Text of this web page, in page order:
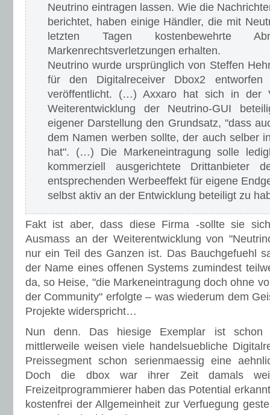
Neutrino eintragen lassen. Wie die
berichtet, haben einige Händler, die mit
letzten Tagen kostenbewehrte
Markenrechtsverletzungen erhalten.
Neutrino wurde ursprünglich von Steffen
für den Digitalreceiver Dbox2
veröffentlicht. (…) Axxaro hat sich in der
Weiterentwicklung der Neutrino-GUI
eigener Darstellung den Grundsatz, "dass
dem Namen werben sollte, der auch selber
hat". (…) Die Markeneintragung solle
kommerziell ausgerichtete Drittanbieter
entsprechenden Werbeeffekt für eigene
selbst aktiv an der Entwicklung beteiligt zu
Fakt ist aber, dass diese Firma -sollte sie
Ausmass an der Weiterentwicklung von
nur ein Teil des Ganzen ist. Das Bauchgefuehl
der Name eines offenen Systems zumindest
da, so Heise, "die Markeneintragung doch ohne
der Community" erfolgte – was wiederum dem
Projekte widerspricht…
Nun denn. Das hiesige Exemplar ist schon
mittlerweile weisen viele handelsuebliche
Preissegment schon serienmaessig eine
Doch die dbox war ihrer Zeit damals
Freizeitprogrammierer haben das Potential
kostenfrei der Allgemeinheit zur Verfuegung